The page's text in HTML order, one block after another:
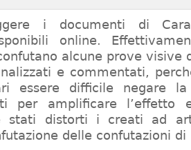
i documenti di
online.
alcune prove visive
e commentati,
essere difficile negare
per amplificare l’effetto
stati distorti i creati ad
delle confutazioni di